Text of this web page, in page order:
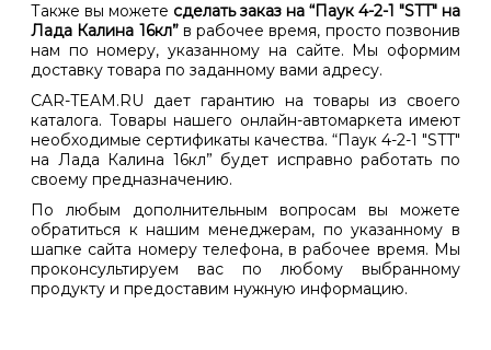
Также вы можете сделать заказ на “Паук 4-2-1 "STT" на
Лада Калина 16кл”в рабочее время, просто позвонив
нам по номеру, указанному на сайте. Мы оформим
доставку товара по заданному вами адресу.
CAR-TEAM.RU дает гарантию на товары из своего
каталога. Товары нашего онлайн-автомаркета имеют
необходимые сертификаты качества. “Паук 4-2-1 "STT"
на Лада Калина 16кл” будет исправно работать по
своему предназначению.
По любым дополнительным вопросам вы можете
обратиться к нашим менеджерам, по указанному в
шапке сайта номеру телефона, в рабочее время. Мы
проконсультируем вас по любому выбранному
продукту и предоставим нужную информацию.